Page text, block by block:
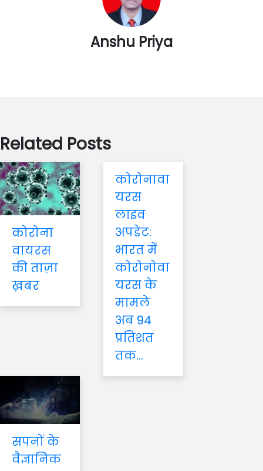
Anshu Priya
Related Posts
कोरोना
वायरस
की ताज़ा
ख़बर
कोरोनावा
यरस
लाइव
अपडेट:
भारत में
कोरोनोवा
यरस के
मामले
अब 94
प्रतिशत
तक...
सपनों के
वैज्ञानिक